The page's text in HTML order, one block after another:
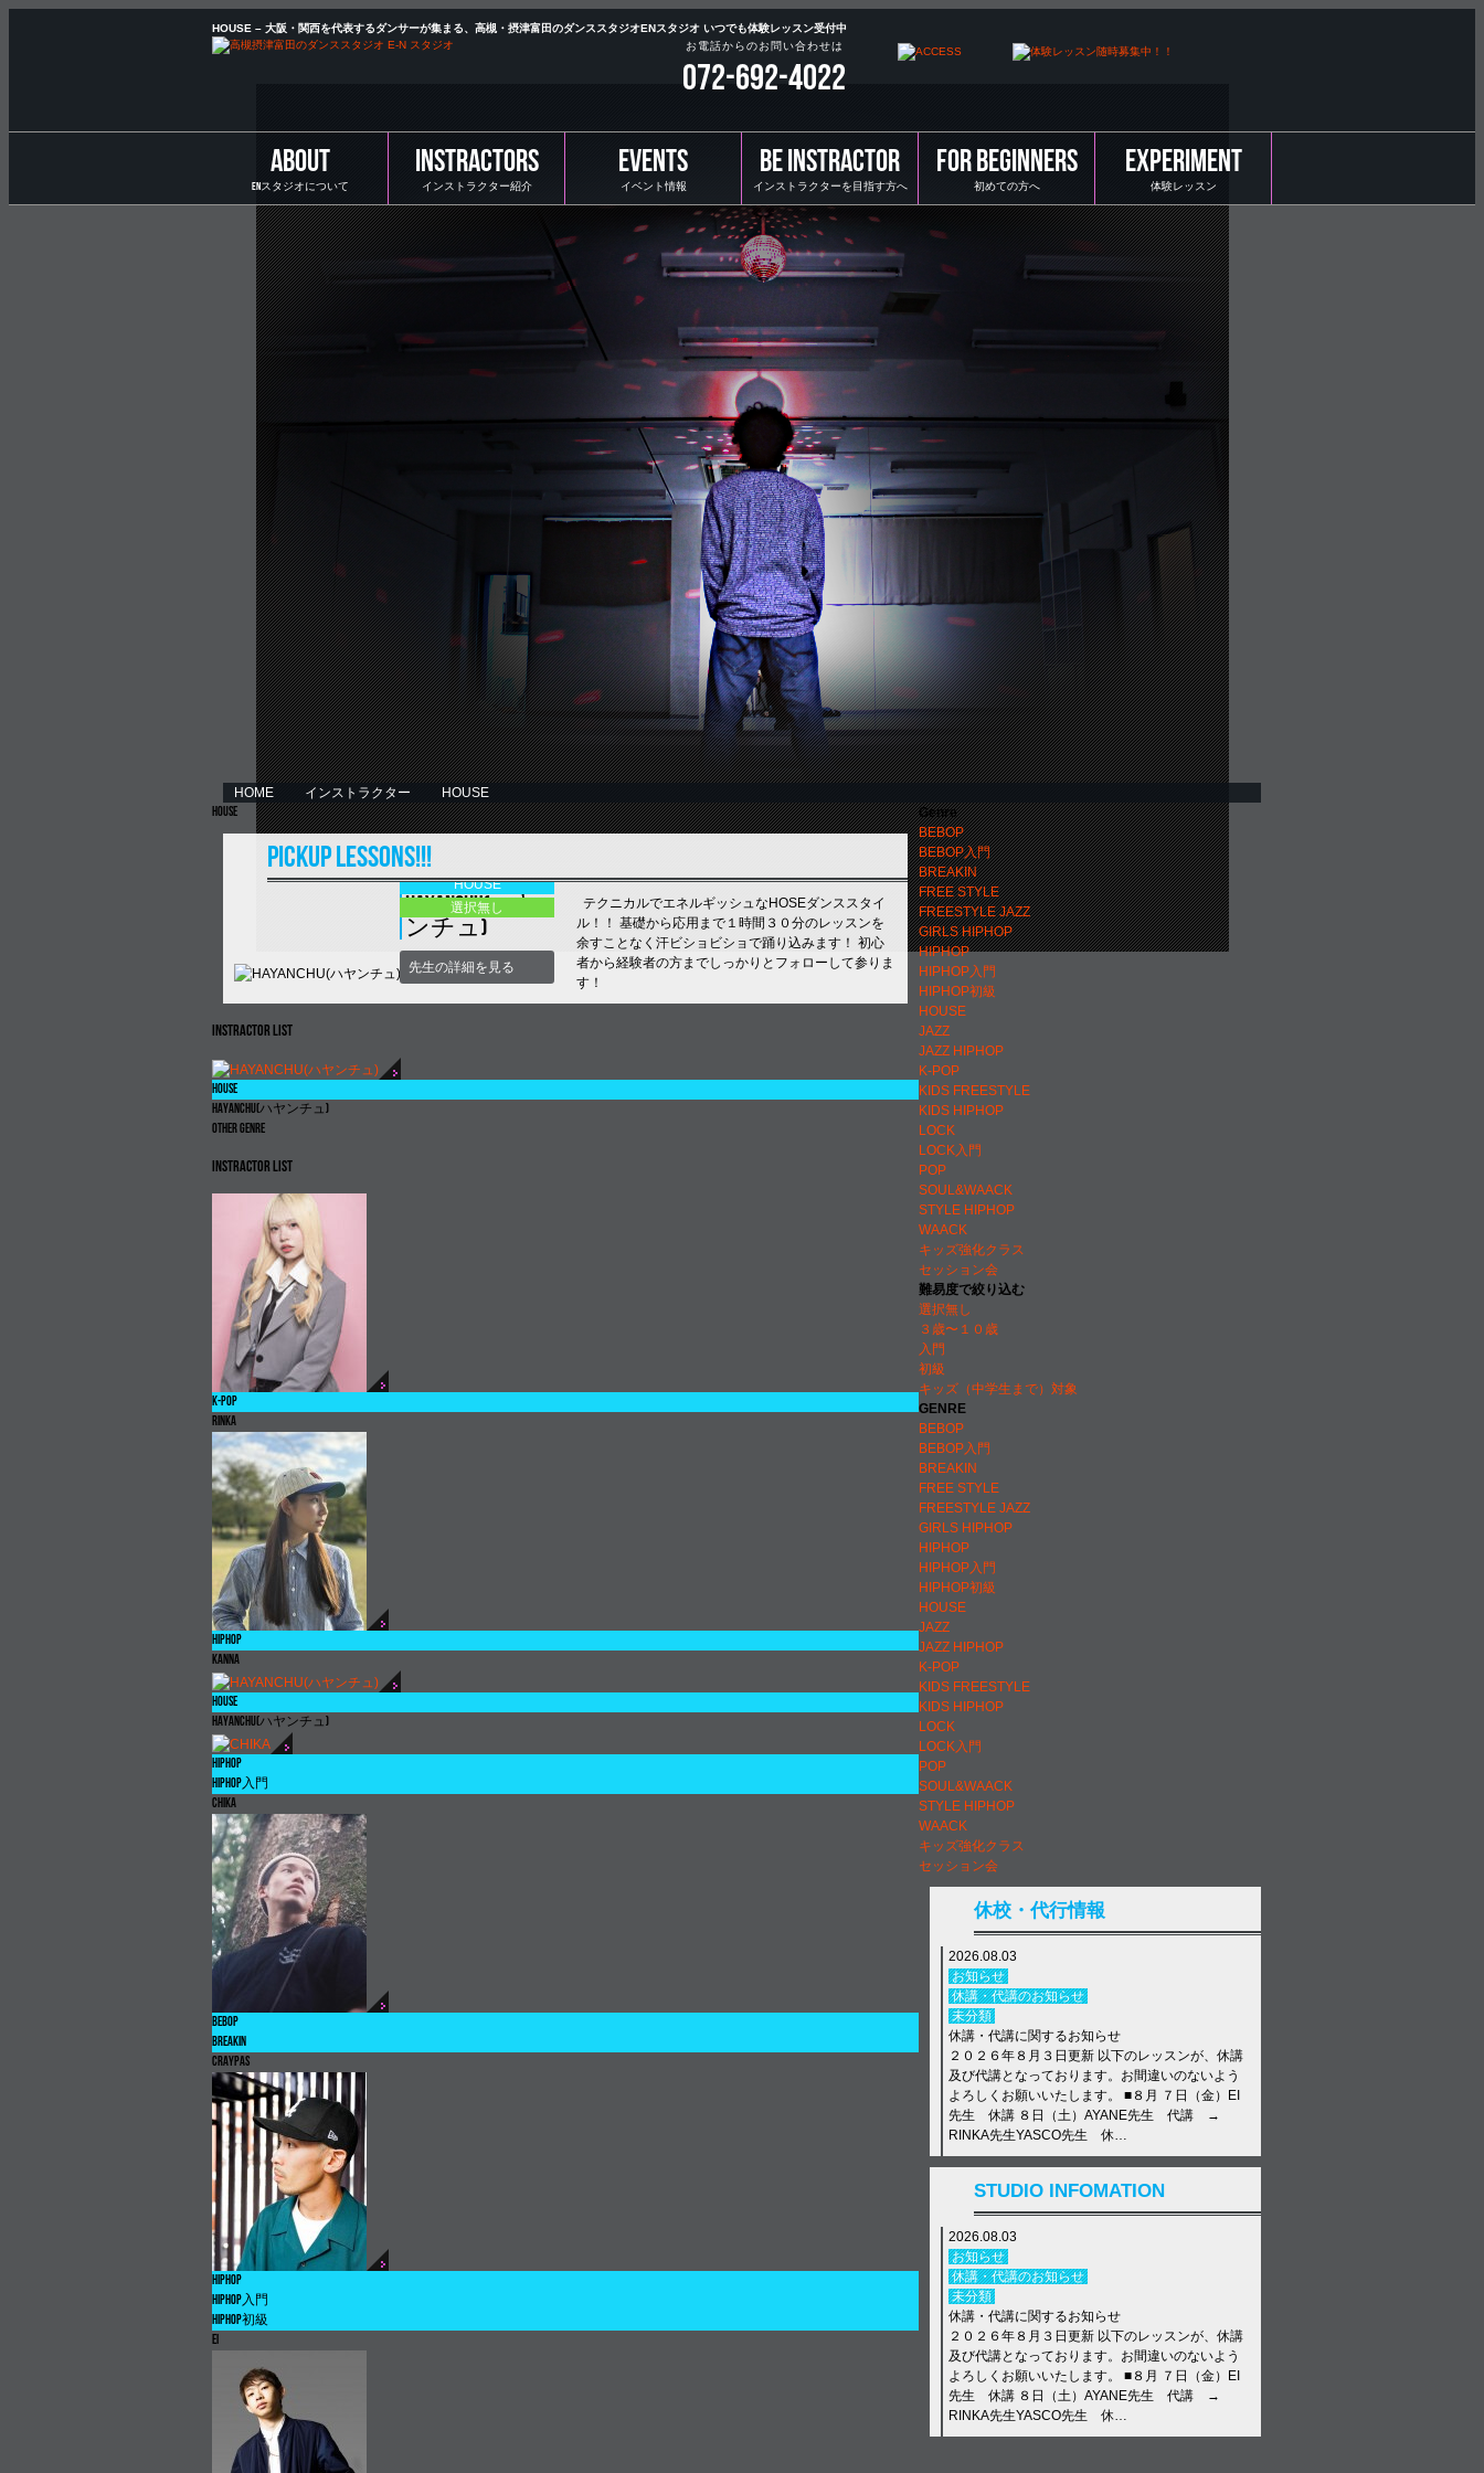
HOUSE – 大阪・関西を代表するダンサーが集まる、高槻・摂津富田のダンススタジオENスタジオ いつでも体験レッスン受付中
お電話からのお問い合わせは
072-692-4022
ABOUT
ENスタジオについて
INSTRACTORS
インストラクター紹介
EVENTS
イベント情報
BE INSTRACTOR
インストラクターを目指す方へ
FOR BEGINNERS
初めての方へ
EXPERIMENT
体験レッスン
HOME インストラクター HOUSE
HOUSE
PICKUP LESSONS!!!
HAYANCHU(ハヤ
ンチュ)
sat
HOUSE
選択無し
先生の詳細を見る
テクニカルでエネルギッシュなHOSEダンススタイ
ル！！ 基礎から応用まで１時間３０分のレッスンを
余すことなく汗ビショビショで踊り込みます！ 初心
者から経験者の方までしっかりとフォローして参りま
す！
INSTRACTOR LIST
HOUSE
HAYANCHU(ハヤンチュ)
OTHER GENRE
INSTRACTOR LIST
K-POP
RINKA
HIPHOP
KANNA
HOUSE
HAYANCHU(ハヤンチュ)
HIPHOP
HIPHOP入門
CHIKA
BEBOP
BREAKIN
CRAYPAS
HIPHOP
HIPHOP入門
HIPHOP初級
EI
Genre
BEBOP
BEBOP入門
BREAKIN
FREE STYLE
FREESTYLE JAZZ
GIRLS HIPHOP
HIPHOP
HIPHOP入門
HIPHOP初級
HOUSE
JAZZ
JAZZ HIPHOP
K-POP
KIDS FREESTYLE
KIDS HIPHOP
LOCK
LOCK入門
POP
SOUL&WAACK
STYLE HIPHOP
WAACK
キッズ強化クラス
セッション会
難易度で絞り込む
選択無し
３歳〜１０歳
入門
初級
キッズ（中学生まで）対象
GENRE
BEBOP
BEBOP入門
BREAKIN
FREE STYLE
FREESTYLE JAZZ
GIRLS HIPHOP
HIPHOP
HIPHOP入門
HIPHOP初級
HOUSE
JAZZ
JAZZ HIPHOP
K-POP
KIDS FREESTYLE
KIDS HIPHOP
LOCK
LOCK入門
POP
SOUL&WAACK
STYLE HIPHOP
WAACK
キッズ強化クラス
セッション会
休校・代行情報
2026.08.03
お知らせ
休講・代講のお知らせ
未分類
休講・代講に関するお知らせ
２０２６年８月３日更新 以下のレッスンが、休講
及び代講となっております。お間違いのないよう
よろしくお願いいたします。 ■８月 ７日（金）EI
先生 休講 ８日（土）AYANE先生 代講 →
RINKA先生YASCO先生 休…
お知らせ
休講・代講のお知らせ
未分類
年末年始について
【年末年始について】 12/29(日)〜1/6(月) 全クラ
ス休講 Dance School E-N STUDIO TEL: 072-692-
4022 LINE ID: e-nstudio6534 #ens…
STUDIO INFOMATION
2026.08.03
お知らせ
休講・代講のお知らせ
未分類
休講・代講に関するお知らせ
２０２６年８月３日更新 以下のレッスンが、休講
及び代講となっております。お間違いのないよう
よろしくお願いいたします。 ■８月 ７日（金）EI
先生 休講 ８日（土）AYANE先生 代講 →
RINKA先生YASCO先生 休…